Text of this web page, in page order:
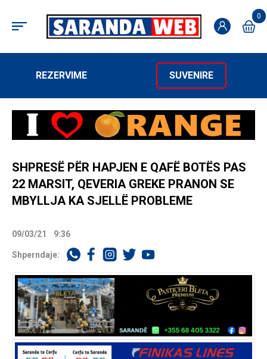
0
REZERVIME SUVENIRE
SHPRESË PËR HAPJEN E QAFË BOTËS PAS
22 MARSIT, QEVERIA GREKE PRANON SE
MBYLLJA KA SJELLË PROBLEME
09/03/21 9:36
Shperndaje: